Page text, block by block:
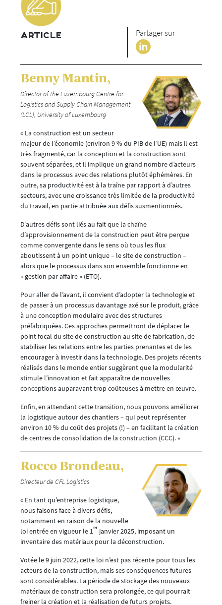
ARTICLE Partager sur
Benny Mantin,
Director of the Luxembourg Centre for
Logistics and Supply Chain Management
(LCL), University of Luxembourg
« La construction est un secteur
majeur de l’économie (environ 9 % du PIB de l’UE) mais il est
très fragmenté, car la conception et la construction sont
souvent séparées, et il implique un grand nombre d’acteurs
dans le processus avec des relations plutôt éphémères. En
outre, sa productivité est à la traîne par rapport à d’autres
secteurs, avec une croissance très limitée de la productivité
du travail, en partie attribuée aux défis susmentionnés.
D’autres défis sont liés au fait que la chaîne
d’approvisionnement de la construction peut être perçue
comme convergente dans le sens où tous les flux
aboutissent à un point unique – le site de construction –
alors que le processus dans son ensemble fonctionne en
« gestion par affaire » (ETO).
Pour aller de l’avant, il convient d’adopter la technologie et
de passer à un processus davantage axé sur le produit, grâce
à une conception modulaire avec des structures
préfabriquées. Ces approches permettront de déplacer le
point focal du site de construction au site de fabrication, de
stabiliser les relations entre les parties prenantes et de les
encourager à investir dans la technologie. Des projets récents
réalisés dans le monde entier suggèrent que la modularité
stimule l’innovation et fait apparaître de nouvelles
conceptions auparavant trop coûteuses à mettre en œuvre.
Enfin, en attendant cette transition, nous pouvons améliorer
la logistique autour des chantiers – qui peut représenter
environ 10 % du coût des projets (!) – en facilitant la création
de centres de consolidation de la construction (CCC). »
Rocco Brondeau,
Directeur de CFL Logistics
« En tant qu’entreprise logistique,
nous faisons face à divers défis,
notamment en raison de la nouvelle
loi entrée en vigueur le 1er janvier 2025, imposant un
inventaire des matériaux pour la déconstruction.
Votée le 9 juin 2022, cette loi n’est pas récente pour tous les
acteurs de la construction, mais ses conséquences futures
sont considérables. La période de stockage des nouveaux
matériaux de construction sera prolongée, ce qui pourrait
freiner la création et la réalisation de futurs projets.